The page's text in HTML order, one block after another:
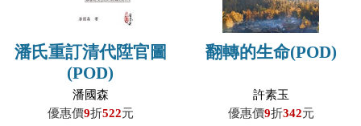
潘氏重訂清代陞官圖
(POD)
潘國森
優惠價9折522元
翻轉的生命(POD)
許素玉
優惠價9折342元